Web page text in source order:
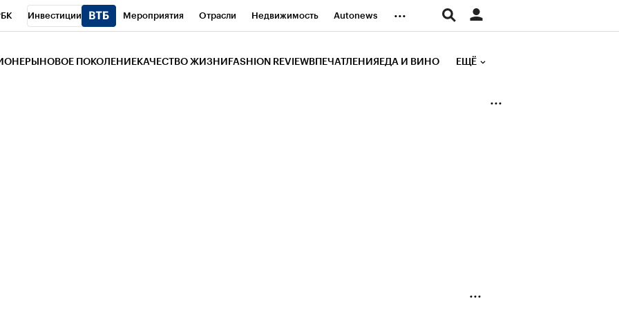
Инвестиции Мероприятия Отрасли Недвижимость Autonews ...
НОВОЕ ПОКОЛЕНИЕ КАЧЕСТВО ЖИЗНИ FASHION REVIEW ВПЕЧАТЛЕНИЯ ЕДА И ВИНО ЕЩЁ